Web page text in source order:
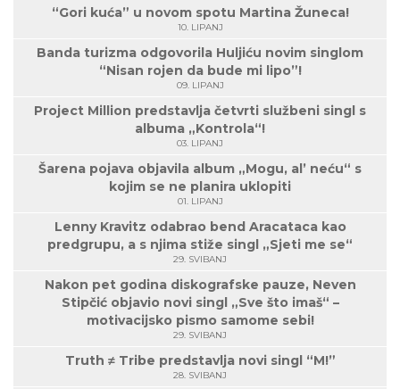
“Gori kuća” u novom spotu Martina Žuneca!
10. LIPANJ
Banda turizma odgovorila Huljiću novim singlom
“Nisan rojen da bude mi lipo”!
09. LIPANJ
Project Million predstavlja četvrti službeni singl s
albuma „Kontrola“!
03. LIPANJ
Šarena pojava objavila album „Mogu, al’ neću“ s
kojim se ne planira uklopiti
01. LIPANJ
Lenny Kravitz odabrao bend Aracataca kao
predgrupu, a s njima stiže singl „Sjeti me se“
29. SVIBANJ
Nakon pet godina diskografske pauze, Neven
Stipčić objavio novi singl „Sve što imaš“ –
motivacijsko pismo samome sebi!
29. SVIBANJ
Truth ≠ Tribe predstavlja novi singl “M!”
28. SVIBANJ